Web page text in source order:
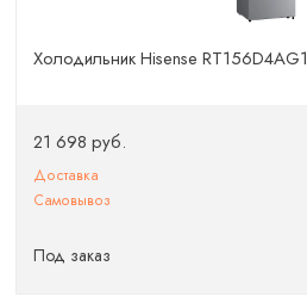
Холодильник Hisense RT156D4AG1
21 698 руб.
Доставка
Самовывоз
Под заказ